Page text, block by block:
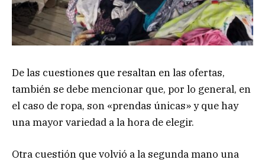
De las cuestiones que resaltan en las ofertas,
también se debe mencionar que, por lo general, en
el caso de ropa, son «prendas únicas» y que hay
una mayor variedad a la hora de elegir.
Otra cuestión que volvió a la segunda mano una